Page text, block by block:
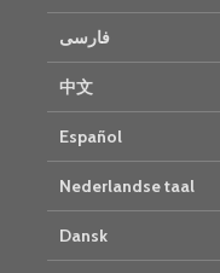
فارسی
中文
Español
Nederlandse taal
Dansk